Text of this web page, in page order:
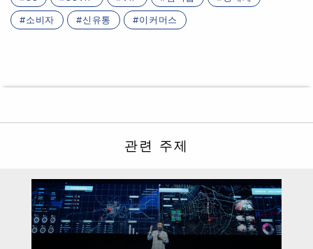
소비자 신유통 이커머스
관련 주제